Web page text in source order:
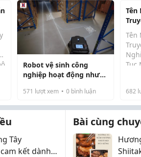
nghiệp vương
Phật cưỡi kim ngư rời
bến tục
Mây vờn bóng Phật ngự
Tây phương
Tâm thành Phật tỏa
Robot vệ sinh công
nghiệp hoạt động như
nhân sự?
571 lượt xem 0 bình luận
Tên
Tục
Tên
Tục
địa
hơn
682
Tây
kết dành
Bài cùng